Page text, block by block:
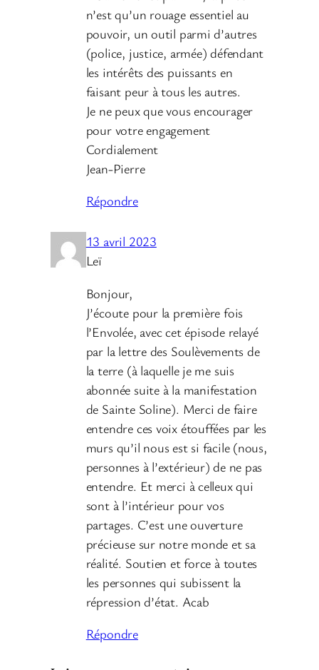
n’est qu’un rouage essentiel au
pouvoir, un outil parmi d’autres
(police, justice, armée) défendant
les intérêts des puissants en
faisant peur à tous les autres.
Je ne peux que vous encourager
pour votre engagement
Cordialement
Jean-Pierre
Répondre
13 avril 2023
Leï
Bonjour,
J’écoute pour la première fois
l’Envolée, avec cet épisode relayé
par la lettre des Soulèvements de
la terre (à laquelle je me suis
abonnée suite à la manifestation
de Sainte Soline). Merci de faire
entendre ces voix étouffées par les
murs qu’il nous est si facile (nous,
personnes à l’extérieur) de ne pas
entendre. Et merci à celleux qui
sont à l’intérieur pour vos
partages. C’est une ouverture
précieuse sur notre monde et sa
réalité. Soutien et force à toutes
les personnes qui subissent la
répression d’état. Acab
Répondre